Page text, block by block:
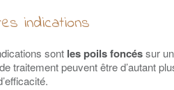
indications
sont les poils foncéssur
traitement peuvent être d’autant